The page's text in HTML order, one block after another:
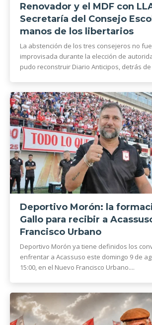
Renovador y el MDF con
Secretaría del Consejo
manos de los libertarios
La abstención de los tres consejeros no
improvisada durante la elección de
pudo reconstruir Diario Anticipos, detrás de
Deportivo Morón: la
Gallo para recibir a
Francisco Urbano
Deportivo Morón ya tiene definidos los
enfrentar a Acassuso este domingo 9 de
15:00, en el Nuevo Francisco Urbano....